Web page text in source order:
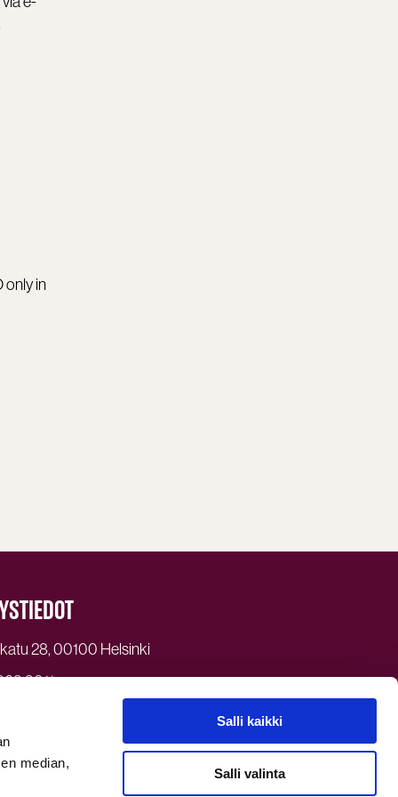
median,
Salli kaikki
Salli valinta
only in
28, 00100 Helsinki
3011
Oy 2026